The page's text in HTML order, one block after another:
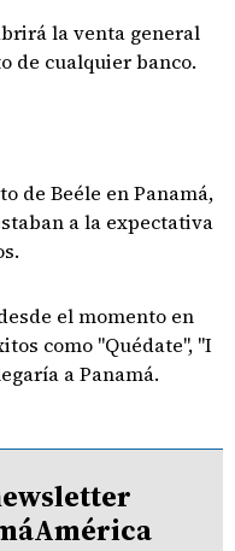
la venta general
de cualquier banco.
de Beéle en Panamá,
a la expectativa
el momento en
como "Quédate", "I
a Panamá.